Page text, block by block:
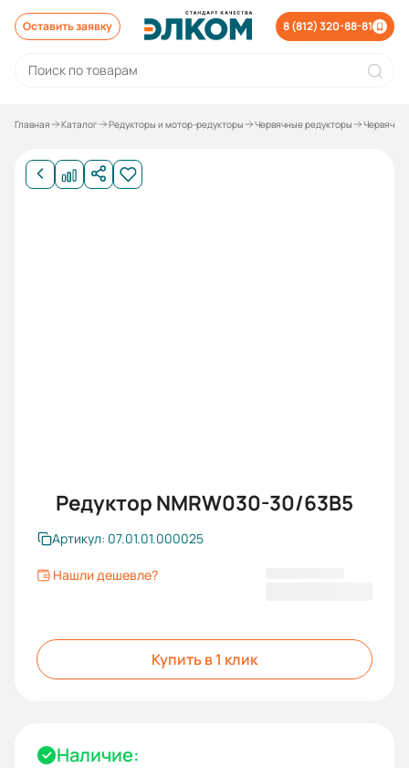
Оставить заявку 8 (812) 320-88-81
Главная Каталог Редукторы и мотор-редукторы Червячные редукторы
Редуктор NMRW030-30/63B5
Артикул: 07.01.01.000025
Нашли дешевле?
Купить в 1 клик
Наличие: